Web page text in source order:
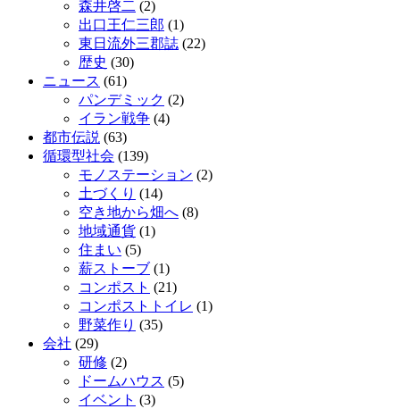
森井啓二 (2)
出口王仁三郎 (1)
東日流外三郡誌 (22)
歴史 (30)
ニュース (61)
パンデミック (2)
イラン戦争 (4)
都市伝説 (63)
循環型社会 (139)
モノステーション (2)
土づくり (14)
空き地から畑へ (8)
地域通貨 (1)
住まい (5)
薪ストーブ (1)
コンポスト (21)
コンポストトイレ (1)
野菜作り (35)
会社 (29)
研修 (2)
ドームハウス (5)
イベント (3)